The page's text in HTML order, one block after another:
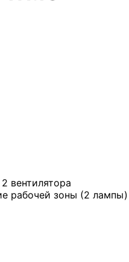
вентилятора
рабочей зоны (2 лампы)